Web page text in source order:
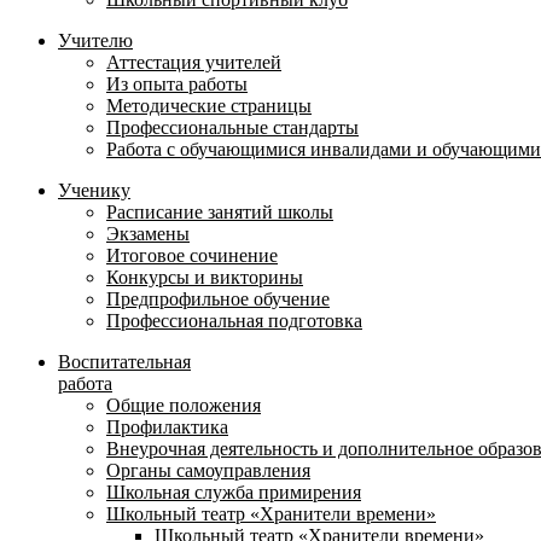
Учителю
Аттестация учителей
Из опыта работы
Методические страницы
Профессиональные стандарты
Работа с обучающимися инвалидами и
Ученику
Расписание занятий школы
Экзамены
Итоговое сочинение
Конкурсы и викторины
Предпрофильное обучение
Профессиональная подготовка
Воспитательная
работа
Общие положения
Профилактика
Внеурочная деятельность и дополнительное
Органы самоуправления
Школьная служба примирения
Школьный театр «Хранители времени»
Школьный театр «Хранители времени»